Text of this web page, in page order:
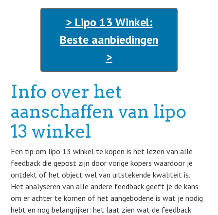
> Lipo 13 Winkel:
Beste aanbiedingen
>
Info over het
aanschaffen van lipo
13 winkel
Een tip om lipo 13 winkel te kopen is het lezen van alle
feedback die gepost zijn door vorige kopers waardoor je
ontdekt of het object wel van uitstekende kwaliteit is.
Het analyseren van alle andere feedback geeft je de kans
om er achter te komen of het aangebodene is wat je nodig
hebt en nog belangrijker: het laat zien wat de feedback